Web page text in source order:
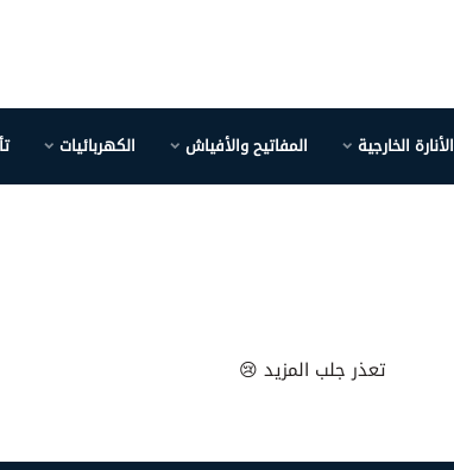
الأنارة الخارجية المفاتيح والأفياش الكهربائيات
تعذر جلب المزيد 😢